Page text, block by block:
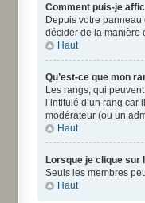
Comment puis-je
Depuis votre panneau
décider de la manière
Haut
Qu’est-ce que mon
Les rangs, qui
l’intitulé d’un rang
modérateur (ou un
Haut
Lorsque je clique sur
Seuls les membres
Haut